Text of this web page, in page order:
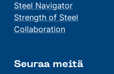
Steel Navigator
Strength of Steel
Collaboration
Seuraa meitä